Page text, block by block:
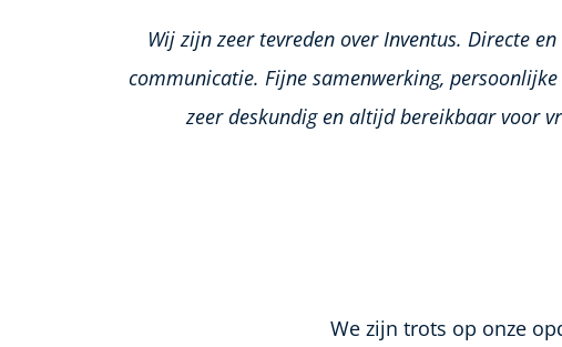
Wij zijn zeer tevreden over Inventus. Directe
communicatie. Fijne samenwerking, persoonlijke
zeer deskundig en altijd bereikbaar voor
We zijn trots op onze